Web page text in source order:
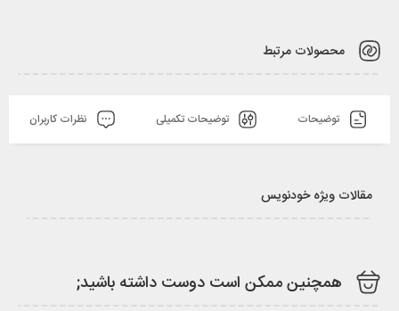
محصولات مرتبط
توضیحات توضیحات تکمیلی نظرات کاربران
مقالات ویژه خودنویس
همچنین ممکن است دوست داشته باشید;